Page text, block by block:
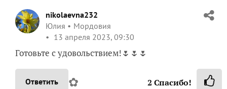
Готовьте с удовольствием!🌷🌷🌷
Ответить ✿
Virina
Ирина
Челябинск